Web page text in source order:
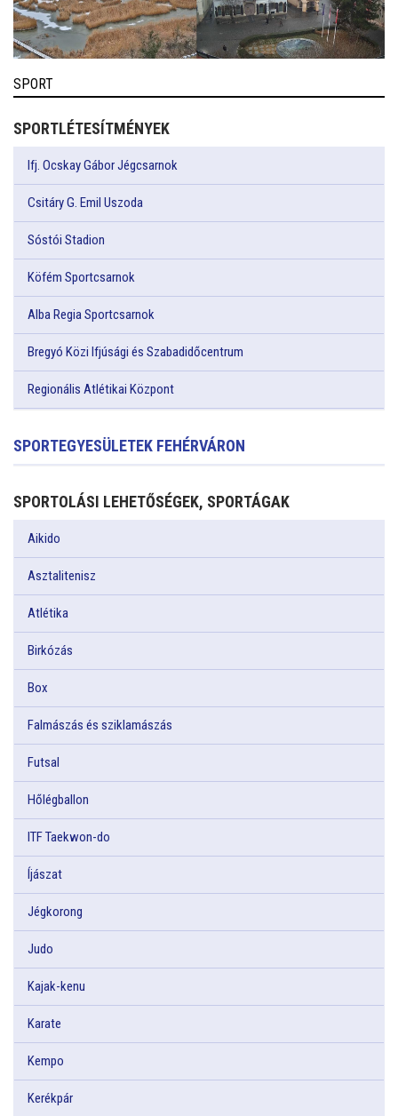
SPORT
SPORTLÉTESÍTMÉNYEK
Ifj. Ocskay Gábor Jégcsarnok
Csitáry G. Emil Uszoda
Sóstói Stadion
Köfém Sportcsarnok
Alba Regia Sportcsarnok
Bregyó Közi Ifjúsági és Szabadidőcentrum
Regionális Atlétikai Központ
SPORTEGYESÜLETEK FEHÉRVÁRON
SPORTOLÁSI LEHETŐSÉGEK, SPORTÁGAK
Aikido
Asztalitenisz
Atlétika
Birkózás
Box
Falmászás és sziklamászás
Futsal
Hőlégballon
ITF Taekwon-do
Íjászat
Jégkorong
Judo
Kajak-kenu
Karate
Kempo
Kerékpár